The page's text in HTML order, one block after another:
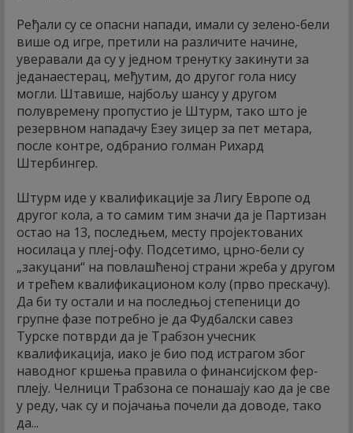
Ређали су се опасни напади, имали су зелено-бели
више од игре, претили на различите начине,
уверавали да су у једном тренутку закинути за
једанаестерац, међутим, до другог гола нису
могли. Штавише, најбољу шансу у другом
полувремену пропустио је Штурм, тако што је
резервном нападачу Езеу зицер за пет метара,
после контре, одбранио голман Рихард
Штербингер.
Штурм иде у квалификације за Лигу Европе од
другог кола, а то самим тим значи да је Партизан
остао на 13, последњем, месту пројектованих
носилаца у плеј-офу. Подсетимо, црно-бели су
„закуцани“ на повлашћеној страни жреба у другом
и трећем квалификационом колу (прво прескачу).
Да би ту остали и на последњој степеници до
групне фазе потребно је да Фудбалски савез
Турске потврди да је Трабзон учесник
квалификација, иако је био под истрагом због
наводног кршења правила о финансијском фер-
плеју. Челници Трабзона се понашају као да је све
у реду, чак су и појачања почели да доводе, тако
да...